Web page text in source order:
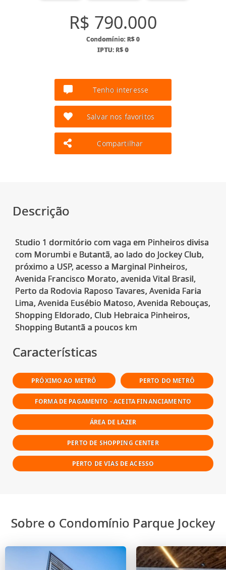
R$ 790.000
Condomínio: R$ 0
IPTU: R$ 0
Tenho interesse
Salvar nos favoritos
Compartilhar
Descrição
Studio 1 dormitório com vaga em Pinheiros divisa
com Morumbi e Butantã, ao lado do Jockey Club,
próximo a USP, acesso a Marginal Pinheiros,
Avenida Francisco Morato, avenida Vital Brasil,
Perto da Rodovia Raposo Tavares, Avenida Faria
Lima, Avenida Eusébio Matoso, Avenida Rebouças,
Shopping Eldorado, Club Hebraica Pinheiros,
Características
PRÓXIMO AO METRÔ PERTO DO METRÔ
FORMA DE PAGAMENTO - ACEITA FINANCIAMENTO
ÁREA DE LAZER
PERTO DE SHOPPING CENTER
PERTO DE VIAS DE ACESSO
Sobre o Condomínio Parque Jockey